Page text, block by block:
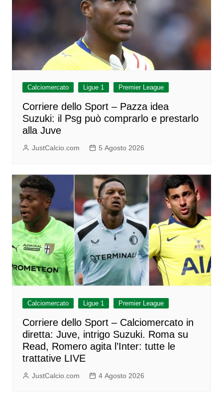
Calciomercato Ligue 1 Premier League
Corriere dello Sport – Pazza idea
Suzuki: il Psg può comprarlo e prestarlo
alla Juve
JustCalcio.com 5 Agosto 2026
Calciomercato Ligue 1 Premier League
Corriere dello Sport – Calciomercato in
diretta: Juve, intrigo Suzuki. Roma su
Read, Romero agita l’Inter: tutte le
trattative LIVE
JustCalcio.com 4 Agosto 2026